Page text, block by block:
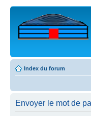
Index du forum
Envoyer le mot de